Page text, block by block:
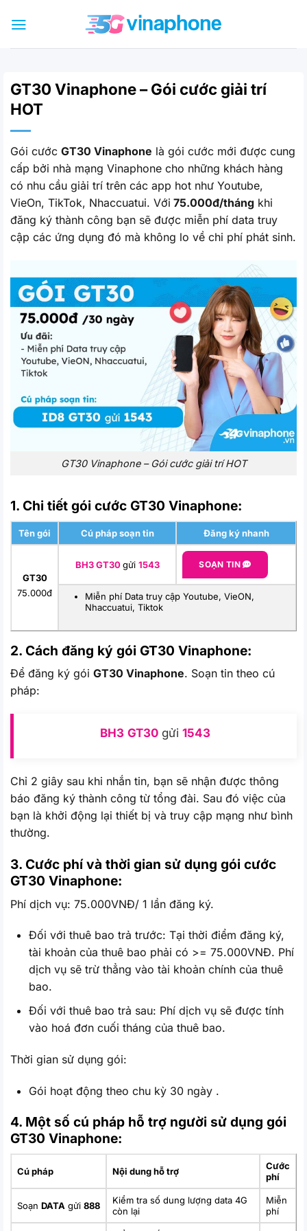
qua
GT30 Vinaphone – Gói cước giải trí
HOT
Gói cước GT30 Vinaphone là gói cước mới được cung
cấp bởi nhà mạng Vinaphone cho những khách hàng
có nhu cầu giải trí trên các app hot như Youtube,
VieOn, TikTok, Nhaccuatui. Với 75.000đ/tháng khi
đăng ký thành công bạn sẽ được miễn phí data truy
cập các ứng dụng đó mà không lo về chi phí phát sinh.
GT30 Vinaphone – Gói cước giải trí HOT
1. Chi tiết gói cước GT30 Vinaphone:
Tên gói Cú pháp soạn tin Đăng ký nhanh
GT30
75.000đ
BH3 GT30gửi 1543 SOẠN TIN
Miễn phí Data truy cập Youtube, VieON,
Nhaccuatui, Tiktok
2. Cách đăng ký gói GT30 Vinaphone:
Để đăng ký gói GT30 Vinaphone. Soạn tin theo cú
pháp:
BH3 GT30 gửi 1543
Chỉ 2 giây sau khi nhắn tin, bạn sẽ nhận được thông
báo đăng ký thành công từ tổng đài. Sau đó việc của
bạn là khởi động lại thiết bị và truy cập mạng như bình
thường.
3. Cước phí và thời gian sử dụng gói cước
GT30 Vinaphone:
Phí dịch vụ: 75.000VNĐ/ 1 lần đăng ký.
Đối với thuê bao trả trước: Tại thời điểm đăng ký,
tài khoản của thuê bao phải có >= 75.000VNĐ. Phí
dịch vụ sẽ trừ thẳng vào tài khoản chính của thuê
bao.
Đối với thuê bao trả sau: Phí dịch vụ sẽ được tính
vào hoá đơn cuối tháng của thuê bao.
Thời gian sử dụng gói:
Gói hoạt động theo chu kỳ 30 ngày .
4. Một số cú pháp hỗ trợ người sử dụng gói
GT30 Vinaphone:
Cú pháp Nội dung hỗ trợ
Cước
phí
Soạn DATA gửi 888
Kiểm tra số dung lượng data 4G
còn lại
Miễn
phí